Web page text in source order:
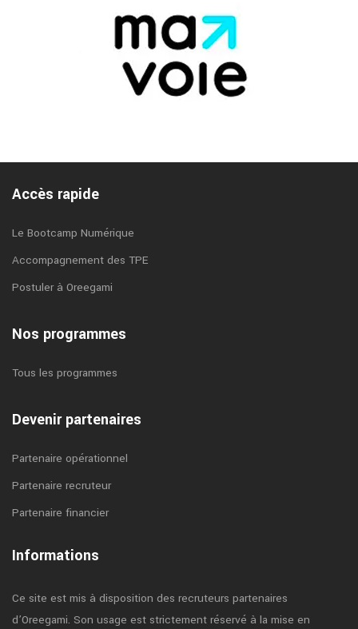
Accès rapide
Le Bootcamp Numérique
Accompagnement des TPE
Postuler à Oreegami
Nos programmes
Tous les programmes
Devenir partenaires
Partenaire opérationnel
Partenaire recruteur
Partenaire financier
Informations
Ce site est mis à disposition des recruteurs partenaires
d’Oreegami. Son usage est strictement réservé à la mise en